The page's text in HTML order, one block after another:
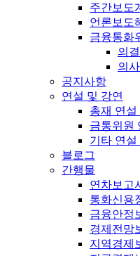
주간보도
언론보도
금융통화
의
의
공지사항
연설 및 강연
총재 연설
금통위원
기타 연설
블로그
간행물
연차보고
통화신용
금융안정
경제전망
지역경제